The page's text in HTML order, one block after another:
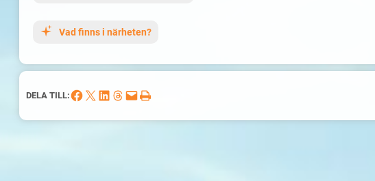
Vad finns i närheten?
DELA TILL:Dela på Facebook Dela på X Dela på LinkedIn Dela på Threads Skicka denna sida med e-post Skriv ut denna sida